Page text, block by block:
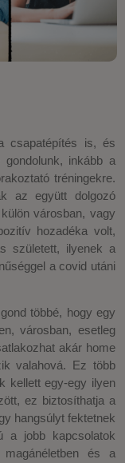
csapatépítés is, és
inkább a
tréningekre.
az együtt dolgozó
városban, vagy
hozadéka volt,
született, ilyenek a
a covid utáni
többé, hogy egy
városban, esetleg
akár home
valahová. Ez több
kellett egy-egy ilyen
ez biztosíthatja a
hangsúlyt fektetnek
a jobb kapcsolatok
és a